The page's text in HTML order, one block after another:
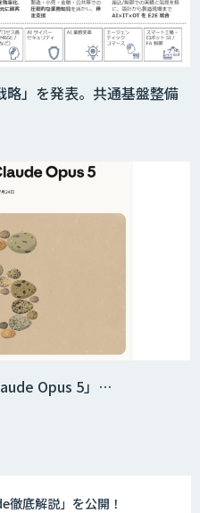
ージェント「OfficeAI社
ジ×AIで顧客コミュニケーシ
AIエージェントDRIVE
ら実装まで一気通貫のAIエー
発
略」を発表。共通基盤整備
Opus 5」…
徹底解説」を公開！